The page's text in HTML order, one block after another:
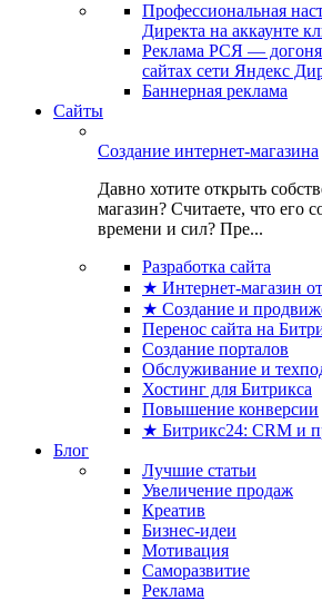
Профессиональная
Директа на аккаунте
Реклама РСЯ —
сайтах сети Яндекс
Баннерная реклама
Сайты
Создание интернет-магазина
Давно хотите открыть
магазин? Считаете, что его
времени и сил? Пре...
Разработка сайта
★ Интернет-магазин
★ Создание и
Перенос сайта на
Создание порталов
Обслуживание и
Хостинг для Битрикса
Повышение конверсии
★ Битрикс24: CRM и
Блог
Лучшие статьи
Увеличение продаж
Креатив
Бизнес-идеи
Мотивация
Саморазвитие
Реклама